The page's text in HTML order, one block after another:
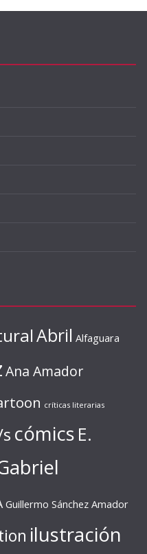
Abril Alfaguara
Ana Amador
críticas literarias
cómics E.
Guillermo Sánchez Amador
ilustración